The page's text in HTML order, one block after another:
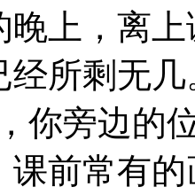
晚上，离
经所剩无
你旁边的
课前常有